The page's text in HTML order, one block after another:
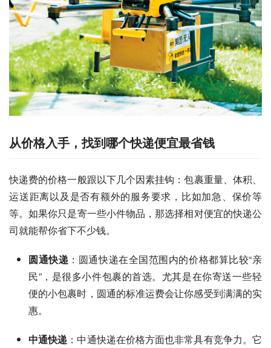
从价格入手，找到哪个快递便宜最省钱
快递费的价格一般跟以下几个因素挂钩：包裹重量、体积、
运送距离以及是否有额外的服务要求，比如加急、保价等
等。如果你只是寄一些小件物品，那选择相对便宜的快递公
司就能帮你省下不少钱。
圆通快递 ：圆通快递在全国范围内的价格都算比较“亲
民”，是很多小件包裹的首选。尤其是在你寄送一些轻
便的小包裹时，圆通的标准运费会让你感受到满满的实
惠。
中通快递 ：中通快递在价格方面也非常具有竞争力。它